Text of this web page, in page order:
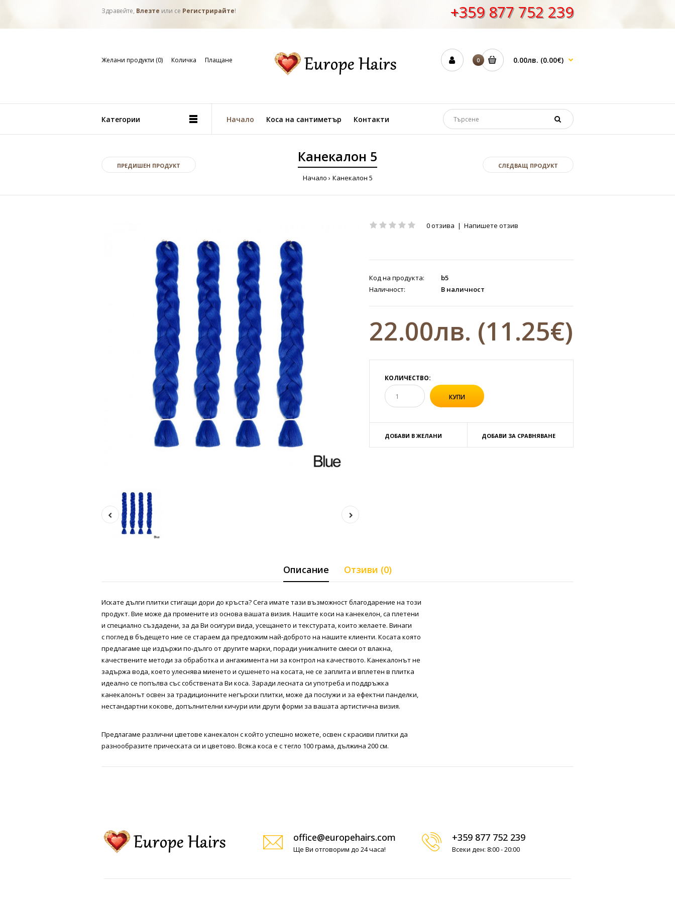
Здравейте, Влезте или се Регистрирайте! +359 877 752 239
Желани продукти (0) Количка Плащане 0 0.00лв. (0.00€)
Категории Начало Коса на сантиметър Контакти
ПРЕДИШЕН ПРОДУКТ
Канекалон 5
Начало Канекалон 5
СЛЕДВАЩ ПРОДУКТ
0 отзива |Напишете отзив
Код на продукта:
b5
Наличност:
В наличност
22.00лв. (11.25€)
КОЛИЧЕСТВО:
ДОБАВИ В ЖЕЛАНИ ДОБАВИ ЗА СРАВНЯВАНЕ
Описание Отзиви (0)
Искате дълги плитки стигащи дори до кръста? Сега имате тази възможност благодарение на този
продукт. Вие може да промените из основа вашата визия. Нашите коси на канекелон, са плетени
и специално създадени, за да Ви осигури вида, усещането и текстурата, които желаете. Винаги
с поглед в бъдещето ние се стараем да предложим най-доброто на нашите клиенти. Косата която
предлагаме ще издържи по-дълго от другите марки, поради уникалните смеси от влакна,
качествените методи за обработка и ангажимента ни за контрол на качеството. Канекалонът не
задържа вода, което улеснява миенето и сушенето на косата, не се заплита и вплетен в плитка
идеално се попълва със собствената Ви коса. Заради лесната си употреба и поддръжка
канекалонът освен за традиционните негърски плитки, може да послужи и за ефектни панделки,
нестандартни кокове, допълнителни кичури или други форми за вашата артистична визия.
Предлагаме различни цветове канекалон с който успешно можете, освен с красиви плитки да
разнообразите прическата си и цветово. Всяка коса е с тегло 100 грама, дължина 200 см.
office@europehairs.com
Ще Ви отговорим до 24 часа!
+359 877 752 239
Всеки ден: 8:00 - 20:00